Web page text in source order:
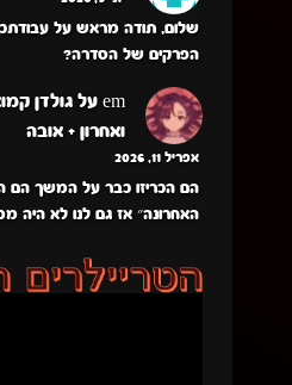
שלום, תודה מראש על
הפרקים של הסדרה?
em על
ואחרון + אובה
אפריל 11, 2026
הם הכריזו כבר על המשך הם
האחרונה״ אז גם לנו לא היה